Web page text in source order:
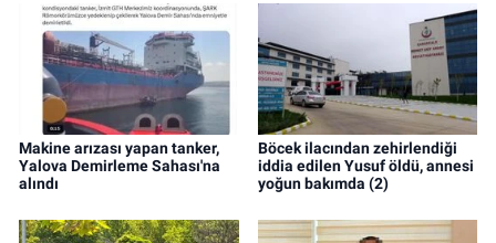
Makine arızası yapan tanker,
Yalova Demirleme Sahası'na
alındı
Böcek ilacından zehirlendiği
iddia edilen Yusuf öldü, annesi
yoğun bakımda (2)